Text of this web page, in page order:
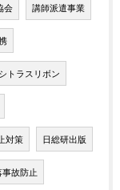
会 講師派遣事業
シトラスリボン
対策 日総研出版
故防止